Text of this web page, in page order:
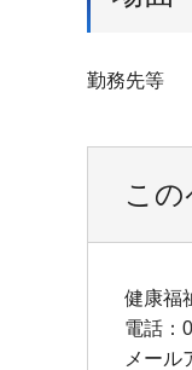
勤務先等
こ
健康福
電話：
メール